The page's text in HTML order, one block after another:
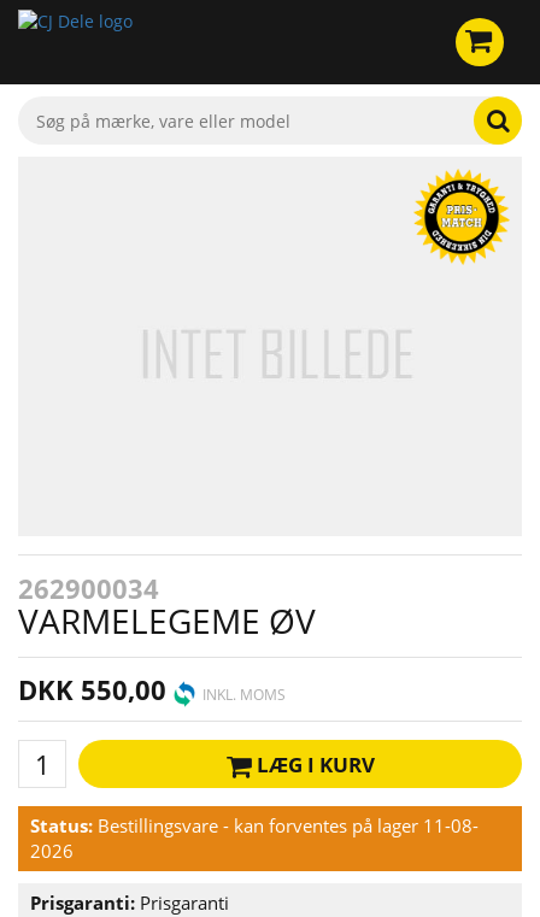
262900034
VARMELEGEME ØV
DKK 550,00 INKL. MOMS
LÆG I KURV
Status: Bestillingsvare - kan forventes på lager 11-08-
2026
Prisgaranti: Prisgaranti